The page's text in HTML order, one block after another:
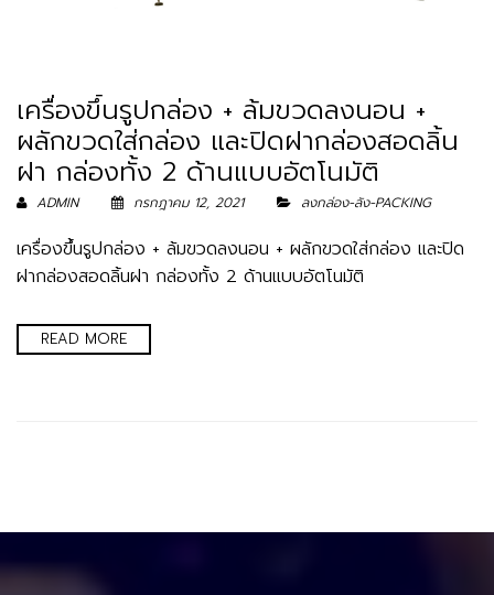
เครื่องขึ้นรูปกล่อง + ล้มขวดลงนอน +
ผลักขวดใส่กล่อง และปิดฝากล่องสอดลิ้น
ฝา กล่องทั้ง 2 ด้านแบบอัตโนมัติ
ADMIN กรกฎาคม 12, 2021 ลงกล่อง-ลัง-PACKING
เครื่องขึ้นรูปกล่อง + ล้มขวดลงนอน + ผลักขวดใส่กล่อง และปิด
ฝากล่องสอดลิ้นฝา กล่องทั้ง 2 ด้านแบบอัตโนมัติ
READ MORE